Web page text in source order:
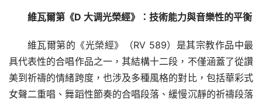
維瓦爾第《D 大调光榮經》：技術能力與音樂性的平衡
維瓦爾第的《光榮經》（RV 589）是其宗教作品中最
具代表性的合唱作品之一，其結構十二段，不僅涵蓋了從讚
美到祈禱的情緒跨度，也涉及多種風格的對比，包括華彩式
女聲二重唱、舞蹈性節奏的合唱段落、緩慢沉靜的祈禱段落